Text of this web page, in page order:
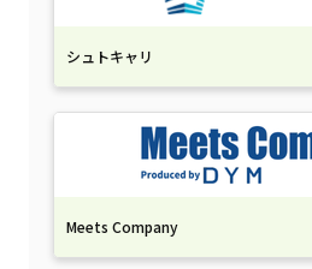
シュトキャリ
Meets Company